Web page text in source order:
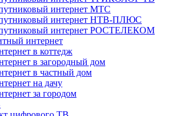
интернет МТС
интернет НТВ-ПЛЮС
интернет РОСТЕЛЕКОМ
интернет
в коттедж
в загородный дом
в частный дом
на дачу
за городом